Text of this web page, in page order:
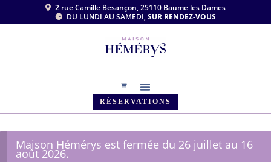
 2 rue Camille Besançon, 25110 Baume les Dames
 DU LUNDI AU SAMEDI,SUR RENDEZ-VOUS
RÉSERVATIONS
Maison Hémérys est fermée du 26 juillet au 16
août 2026.